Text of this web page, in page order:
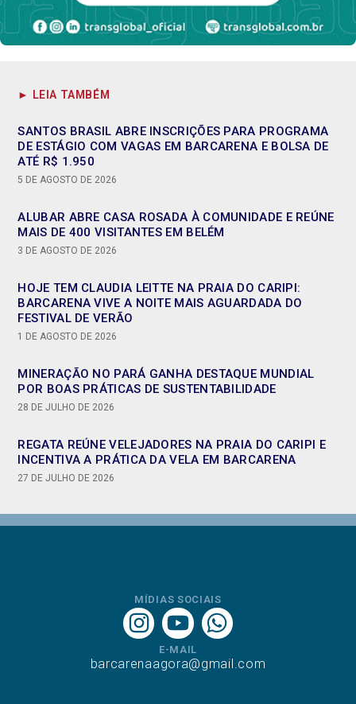
► LEIA TAMBÉM
SANTOS BRASIL ABRE INSCRIÇÕES PARA PROGRAMA
DE ESTÁGIO COM VAGAS EM BARCARENA E BOLSA DE
ATÉ R$ 1.950
5 DE AGOSTO DE 2026
ALUBAR ABRE CASA ROSADA À COMUNIDADE E REÚNE
MAIS DE 400 VISITANTES EM BELÉM
3 DE AGOSTO DE 2026
HOJE TEM CLAUDIA LEITTE NA PRAIA DO CARIPI:
BARCARENA VIVE A NOITE MAIS AGUARDADA DO
FESTIVAL DE VERÃO
1 DE AGOSTO DE 2026
MINERAÇÃO NO PARÁ GANHA DESTAQUE MUNDIAL
POR BOAS PRÁTICAS DE SUSTENTABILIDADE
28 DE JULHO DE 2026
REGATA REÚNE VELEJADORES NA PRAIA DO CARIPI E
INCENTIVA A PRÁTICA DA VELA EM BARCARENA
27 DE JULHO DE 2026
MÍDIAS SOCIAIS
E-MAIL
barcarenaagora@gmail.com